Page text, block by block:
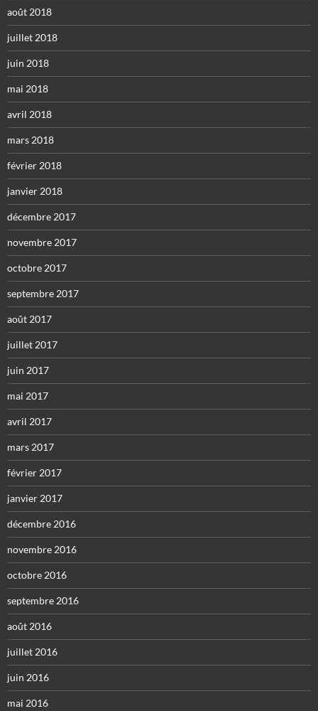
août 2018
juillet 2018
juin 2018
mai 2018
avril 2018
mars 2018
février 2018
janvier 2018
décembre 2017
novembre 2017
octobre 2017
septembre 2017
août 2017
juillet 2017
juin 2017
mai 2017
avril 2017
mars 2017
février 2017
janvier 2017
décembre 2016
novembre 2016
octobre 2016
septembre 2016
août 2016
juillet 2016
juin 2016
mai 2016